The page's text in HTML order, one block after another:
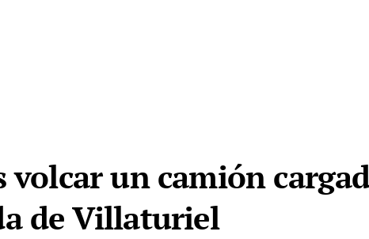
un camión
de Villaturiel